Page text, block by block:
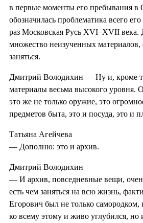
в первые моменты его пребывания в
обозначилась проблематика всего
раз Московская Русь XVI–XVII века.
множество неизученных
заняться.
Дмитрий Володихин — Ну и, кроме
материалы весьма высокого уровня.
это же не только оружие, это
предметов быта, это и посуда, это и
Татьяна Агейчева
— Дополню: это и архив.
Дмитрий Володихин
— И архив, повседневные вещи,
есть чем заняться на всю жизнь,
Егорович был не только самородком,
ко всему этому и живо углубился, но